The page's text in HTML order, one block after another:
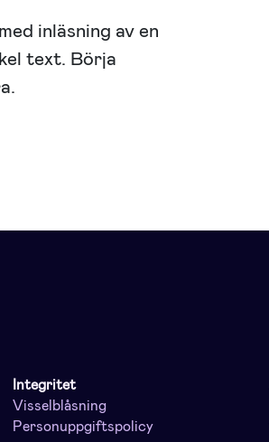
inläsning av en
text. Börja
Integritet
Visselblåsning
Personuppgiftspolicy